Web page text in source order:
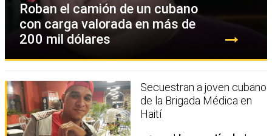
Roban el camión de un cubano
con carga valorada en más de
200 mil dólares
Secuestran a joven cubano
de la Brigada Médica en
Haití